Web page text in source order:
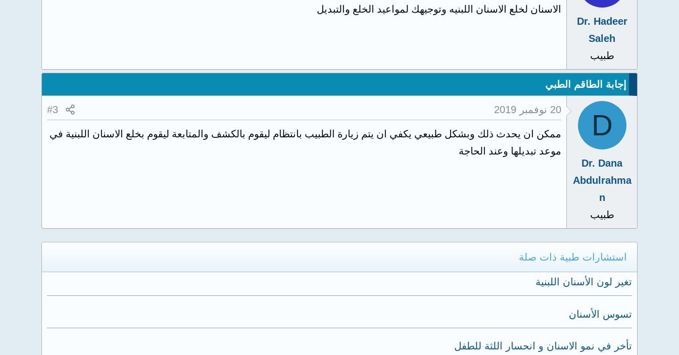
Dr. Hadeer
Saleh
طبيب
الاسنان لخلع الاسنان اللبنيه وتوجيهك لمواعيد الخلع والتبديل
إجابة الطاقم الطبي
D
Dr. Dana
Abdulrahma
n
طبيب
20 نوفمبر 2019 #3
ممكن ان يحدث ذلك وبشكل طبيعي يكفي ان يتم زيارة الطبيب بانتظام ليقوم بالكشف والمتابعة ليقوم بخلع الاسنان اللبنية في
موعد تبديلها وعند الحاجة
استشارات طبية ذات صلة
تغير لون الأسنان اللبنية
تسوس الأسنان
تأخر في نمو الاسنان و انحسار اللثة للطفل